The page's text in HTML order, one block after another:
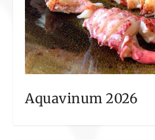
Aquavinum 2026